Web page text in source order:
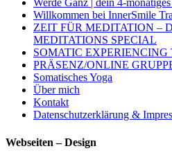
Werde Ganz | dein 4-
Willkommen bei InnerSmile
ZEIT FÜR MEDITATION –
MEDITATIONS SPECIAL
SOMATIC
PRÄSENZ/ONLINE
Somatisches Yoga
Über mich
Kontakt
Datenschutzerklärung &
Webseiten – Design